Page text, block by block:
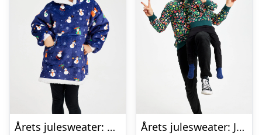
Årets julesweater: Snemand Dreamhoodie Blå – Børn. Ugly Christmas Sweater lavet i Danmark
Årets julesweater: Julesweatshirt – herre / mænd. Ugly Christmas Sweater lavet i Danmark